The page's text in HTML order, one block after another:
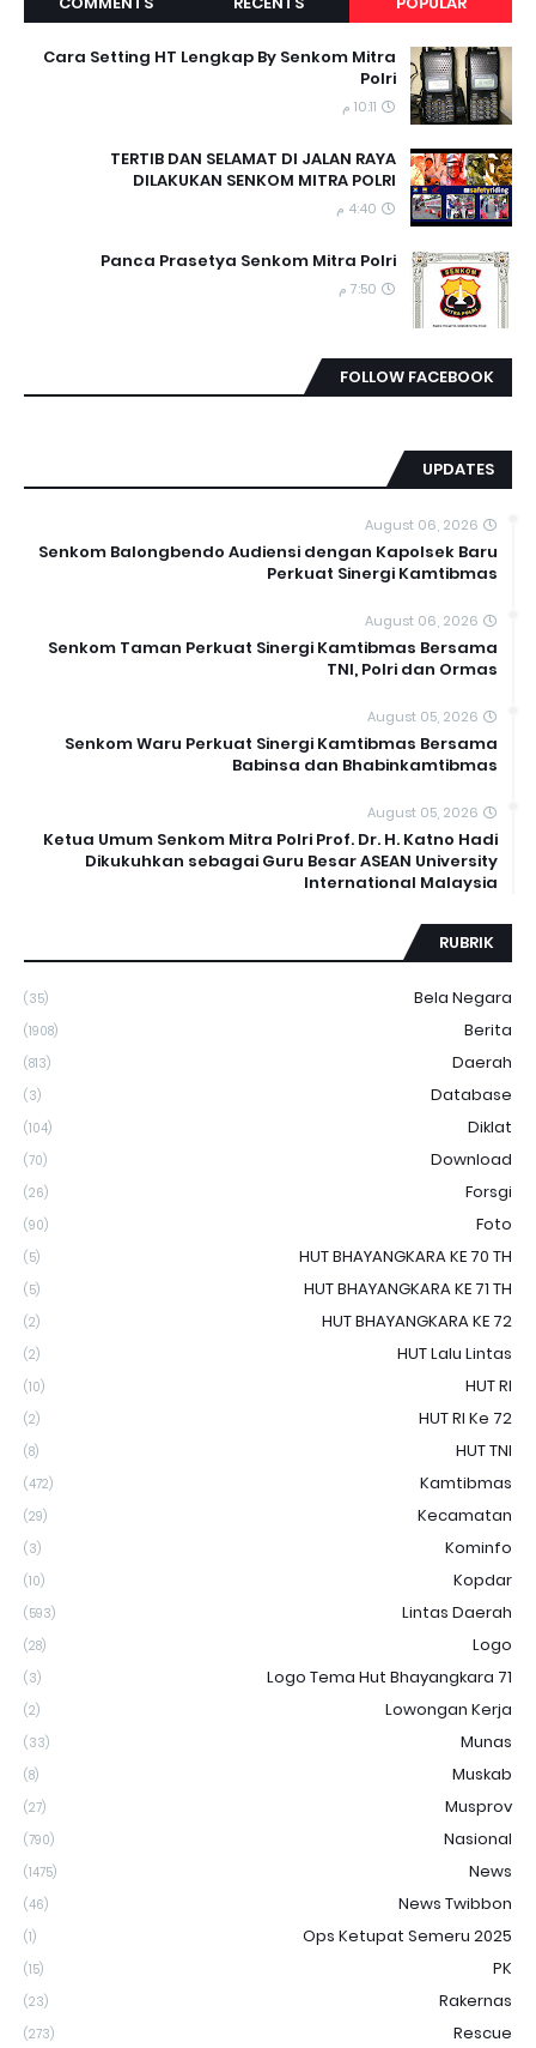
Cara Setting HT Lengkap By Senkom Mitra
Polri
10:11 م
TERTIB DAN SELAMAT DI JALAN RAYA
DILAKUKAN SENKOM MITRA POLRI
4:40 م
Panca Prasetya Senkom Mitra Polri
7:50 م
FOLLOW FACEBOOK
UPDATES
August 06, 2026
Senkom Balongbendo Audiensi dengan Kapolsek Baru
Perkuat Sinergi Kamtibmas
August 06, 2026
Senkom Taman Perkuat Sinergi Kamtibmas Bersama
TNI, Polri dan Ormas
August 05, 2026
Senkom Waru Perkuat Sinergi Kamtibmas Bersama
Babinsa dan Bhabinkamtibmas
August 05, 2026
Ketua Umum Senkom Mitra Polri Prof. Dr. H. Katno Hadi
Dikukuhkan sebagai Guru Besar ASEAN University
International Malaysia
RUBRIK
Bela Negara
(35)
Berita
(1908)
Daerah
(813)
Database
(3)
Diklat
(104)
Download
(70)
Forsgi
(26)
Foto
(90)
HUT BHAYANGKARA KE 70 TH
(5)
HUT BHAYANGKARA KE 71 TH
(5)
HUT BHAYANGKARA KE 72
(2)
HUT Lalu Lintas
(2)
HUT RI
(10)
HUT RI Ke 72
(2)
HUT TNI
(8)
Kamtibmas
(472)
Kecamatan
(29)
Kominfo
(3)
Kopdar
(10)
Lintas Daerah
(593)
Logo
(28)
Logo Tema Hut Bhayangkara 71
(3)
Lowongan Kerja
(2)
Munas
(33)
Muskab
(8)
Musprov
(27)
Nasional
(790)
News
(1475)
News Twibbon
(46)
Ops Ketupat Semeru 2025
(1)
PK
(15)
Rakernas
(23)
Rescue
(273)